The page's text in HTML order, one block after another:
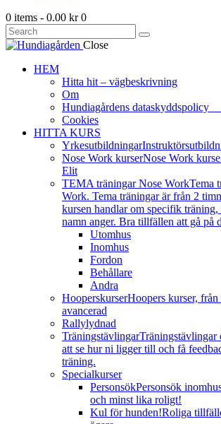
0 items - 0.00 kr 0
Close
HEM
Hitta hit – vägbeskrivning
Om
Hundiagårdens
Cookies
HITTA KURS
Yrkesutbildningar
Nose Work kurserNose Work
Elit
TEMA träningar Nose WorkTema
Work. Tema träningar är från 2
kursen handlar om specifik träning,
namn anger. Bra tillfällen att gå på
Utomhus
Inomhus
Fordon
Behållare
Andra
HooperskurserHoopers kurser,
avancerad
Rallylydnad
TräningstävlingarTräningstävlingar
att se hur ni ligger till och få
träning.
Specialkurser
PersonsökPersonsök
och minst lika roligt!
Kul för hunden!Roliga